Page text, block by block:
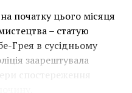
з
це
початку цього місяця
– статую
Грея в сусідньому
заарештувала
спостереження